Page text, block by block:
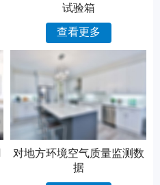
试验箱
查看更多
对地方环境空气质量监测数
据